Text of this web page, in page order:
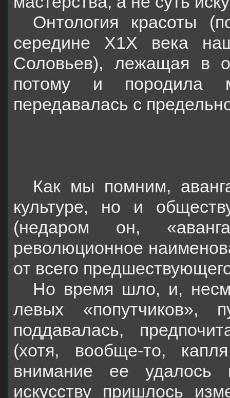
Онтология красоты
середине Х1Х века
Соловьев), лежащая в
потому и породила
передавалась с
Как мы помним,
культуре, но и
(недаром он,
революционное
от всего
Но время шло, и,
левых «попутчиков»,
поддавалась,
(хотя, вообще-то,
внимание ее удалось
искусству пришлось